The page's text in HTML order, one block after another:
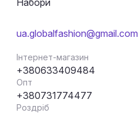
ua.globalfashion@gmail.com
Інтернет-магазин
+380633409484
Опт
+380731774477
Роздріб